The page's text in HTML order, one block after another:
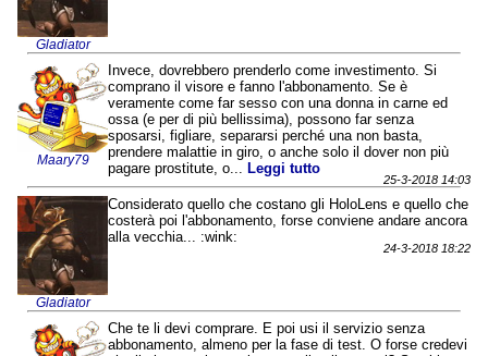
Gladiator
Maary79
Invece, dovrebbero prenderlo come investimento. Si
comprano il visore e fanno l'abbonamento. Se è
veramente come far sesso con una donna in carne ed
ossa (e per di più bellissima), possono far senza
sposarsi, figliare, separarsi perché una non basta,
prendere malattie in giro, o anche solo il dover non più
pagare prostitute, o...
Leggi tutto
25-3-2018 14:03
Gladiator
Considerato quello che costano gli HoloLens e quello che
costerà poi l'abbonamento, forse conviene andare ancora
alla vecchia... :wink:
24-3-2018 18:22
Che te li devi comprare. E poi usi il servizio senza
abbonamento, almeno per la fase di test. O forse credevi